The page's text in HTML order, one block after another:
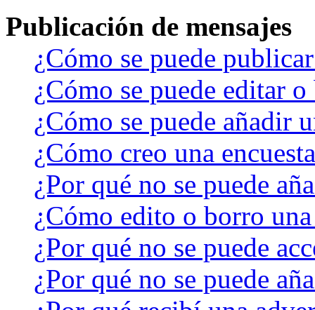
Publicación de mensajes
¿Cómo se puede
¿Cómo se puede editar
¿Cómo se puede añadir
¿Cómo creo una
¿Por qué no se puede
¿Cómo edito o borro una
¿Por qué no se puede
¿Por qué no se puede